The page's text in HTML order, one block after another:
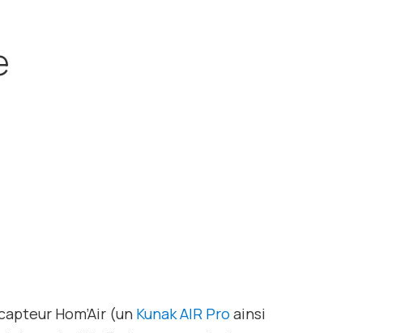
Hom’Air (un Kunak AIR Pro ainsi